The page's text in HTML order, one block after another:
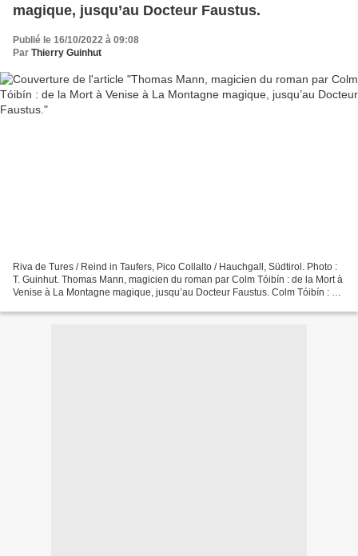
magique, jusqu’au Docteur Faustus.
Publié le 16/10/2022 à 09:08
Par Thierry Guinhut
Riva de Tures / Reind in Taufers, Pico Collalto / Hauchgall, Südtirol. Photo :
T. Guinhut. Thomas Mann, magicien du roman par Colm Tóibín : de la Mort à
Venise à La Montagne magique, jusqu’au Docteur Faustus. Colm Tóibín : Le